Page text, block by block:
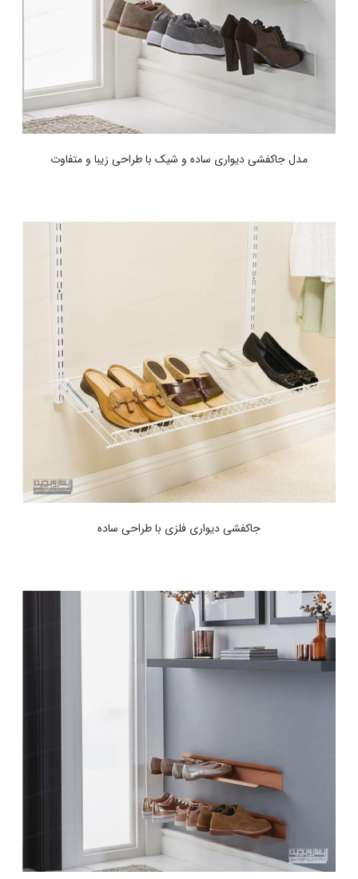
مدل جاکفشی دیواری ساده و شیک با طراحی زیبا و متفاوت
جاکفشی دیواری فلزی با طراحی ساده